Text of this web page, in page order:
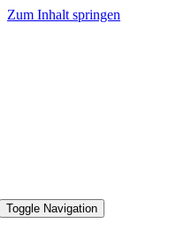
Zum Inhalt springen
Toggle Navigation